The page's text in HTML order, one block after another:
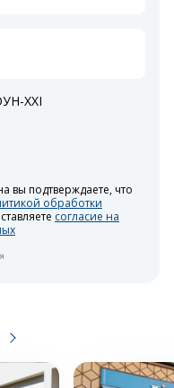
XXI
вы подтверждаете, что
обработки
согласие на